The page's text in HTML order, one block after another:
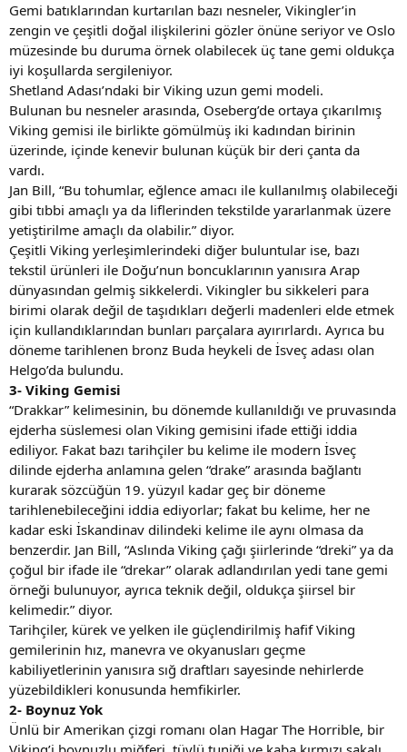
Gemi batıklarından kurtarılan bazı nesneler, Vikingler’in
zengin ve çeşitli doğal ilişkilerini gözler önüne seriyor ve Oslo
müzesinde bu duruma örnek olabilecek üç tane gemi oldukça
iyi koşullarda sergileniyor.
Shetland Adası’ndaki bir Viking uzun gemi modeli.
Bulunan bu nesneler arasında, Oseberg’de ortaya çıkarılmış
Viking gemisi ile birlikte gömülmüş iki kadından birinin
üzerinde, içinde kenevir bulunan küçük bir deri çanta da
vardı.
Jan Bill, “Bu tohumlar, eğlence amacı ile kullanılmış olabileceği
gibi tıbbi amaçlı ya da liflerinden tekstilde yararlanmak üzere
yetiştirilme amaçlı da olabilir.” diyor.
Çeşitli Viking yerleşimlerindeki diğer buluntular ise, bazı
tekstil ürünleri ile Doğu’nun boncuklarının yanısıra Arap
dünyasından gelmiş sikkelerdi. Vikingler bu sikkeleri para
birimi olarak değil de taşıdıkları değerli madenleri elde etmek
için kullandıklarından bunları parçalara ayırırlardı. Ayrıca bu
döneme tarihlenen bronz Buda heykeli de İsveç adası olan
Helgo’da bulundu.
3- Viking Gemisi
“Drakkar” kelimesinin, bu dönemde kullanıldığı ve pruvasında
ejderha süslemesi olan Viking gemisini ifade ettiği iddia
ediliyor. Fakat bazı tarihçiler bu kelime ile modern İsveç
dilinde ejderha anlamına gelen “drake” arasında bağlantı
kurarak sözcüğün 19. yüzyıl kadar geç bir döneme
tarihlenebileceğini iddia ediyorlar; fakat bu kelime, her ne
kadar eski İskandinav dilindeki kelime ile aynı olmasa da
benzerdir. Jan Bill, “Aslında Viking çağı şiirlerinde “dreki” ya da
çoğul bir ifade ile “drekar” olarak adlandırılan yedi tane gemi
örneği bulunuyor, ayrıca teknik değil, oldukça şiirsel bir
kelimedir.” diyor.
Tarihçiler, kürek ve yelken ile güçlendirilmiş hafif Viking
gemilerinin hız, manevra ve okyanusları geçme
kabiliyetlerinin yanısıra sığ draftları sayesinde nehirlerde
yüzebildikleri konusunda hemfikirler.
2- Boynuz Yok
Ünlü bir Amerikan çizgi romanı olan Hagar The Horrible, bir